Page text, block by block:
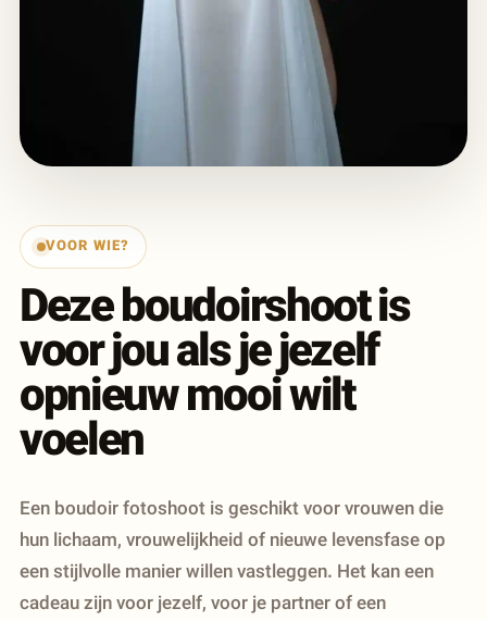
VOOR WIE?
Deze boudoirshoot is
voor jou als je jezelf
opnieuw mooi wilt
voelen
Een boudoir fotoshoot is geschikt voor vrouwen die
hun lichaam, vrouwelijkheid of nieuwe levensfase op
een stijlvolle manier willen vastleggen. Het kan een
cadeau zijn voor jezelf, voor je partner of een